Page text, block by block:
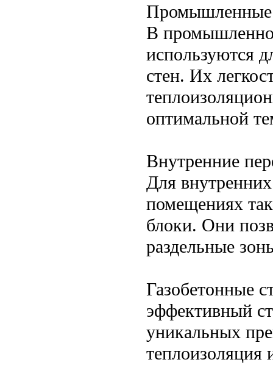
Промышленные
В
используются
стен. Их
оптимальной
Внутренние
Для
помещениях
блоки. Они
раздельные
Газобетонные
эффективный
уникальных
теплоизоляция